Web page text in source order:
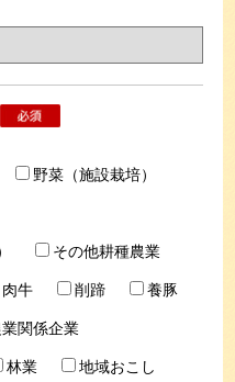
野菜（施設栽培）
その他耕種農業
肉牛 削蹄 養豚
業関係企業
林業 地域おこし